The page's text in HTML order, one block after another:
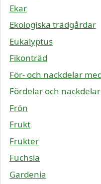
Ekar
Ekologiska trädgårdar
Eukalyptus
Fikonträd
För- och nackdelar
Fördelar och
Frön
Frukt
Frukter
Fuchsia
Gardenia